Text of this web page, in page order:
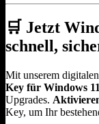
🛒 Jetzt
schnell,
Mit unserem
Key für Windows
Upgrades.
Key, um Ihr